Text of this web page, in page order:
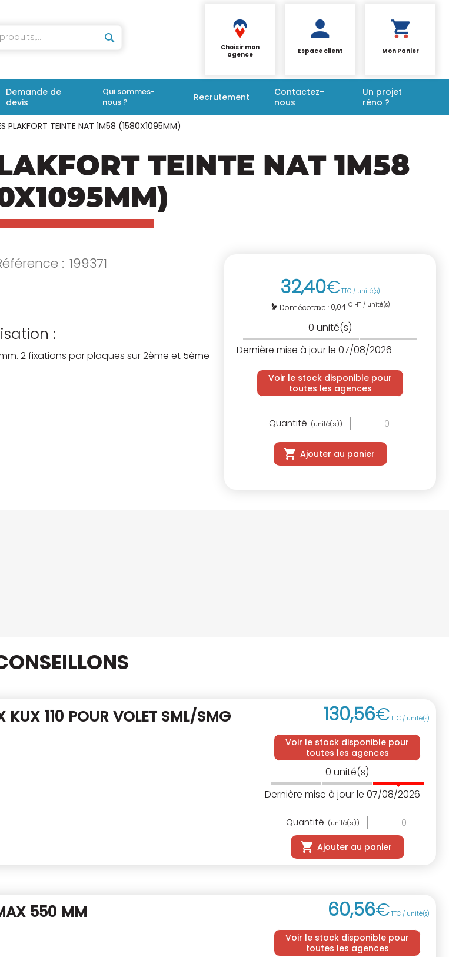
Choisir mon
agence
Espace client Mon Panier
Demande de
devis
Qui sommes-
nous ?
Recrutement
Contactez-
nous
Un projet
réno ?
PLAKFORT TEINTE NAT 1M58 (1580X1095MM)
TEINTE NAT 1M58
: 199371
:
2 fixations par plaques sur 2ème et 5ème
32,40€TTC / unité(s)
Dont écotaxe : 0,04 € HT / unité(s)
0 unité(s)
Dernière mise à jour le 07/08/2026
Voir le stock disponible pour
toutes les agences
Quantité (unité(s))
Ajouter au panier
KUX 110 POUR VOLET SML/SMG 130,56€TTC / unité(s)
Voir le stock disponible pour
toutes les agences
0 unité(s)
Dernière mise à jour le 07/08/2026
Quantité (unité(s))
Ajouter au panier
550 MM 60,56€TTC / unité(s)
Voir le stock disponible pour
toutes les agences